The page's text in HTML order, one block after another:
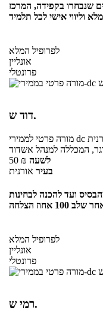
שנבחרו בקפידה, המרכז
לפרופיל המלא
אונליין
פרונטלי
דוד ש.
מורה פרטי לממירי dc
המכללה למנהל אשדוד
50 ₪ לשעה
בעיר אורנית
ועד להכנה לבחינות
לפרופיל המלא
אונליין
פרונטלי
רמי ש.